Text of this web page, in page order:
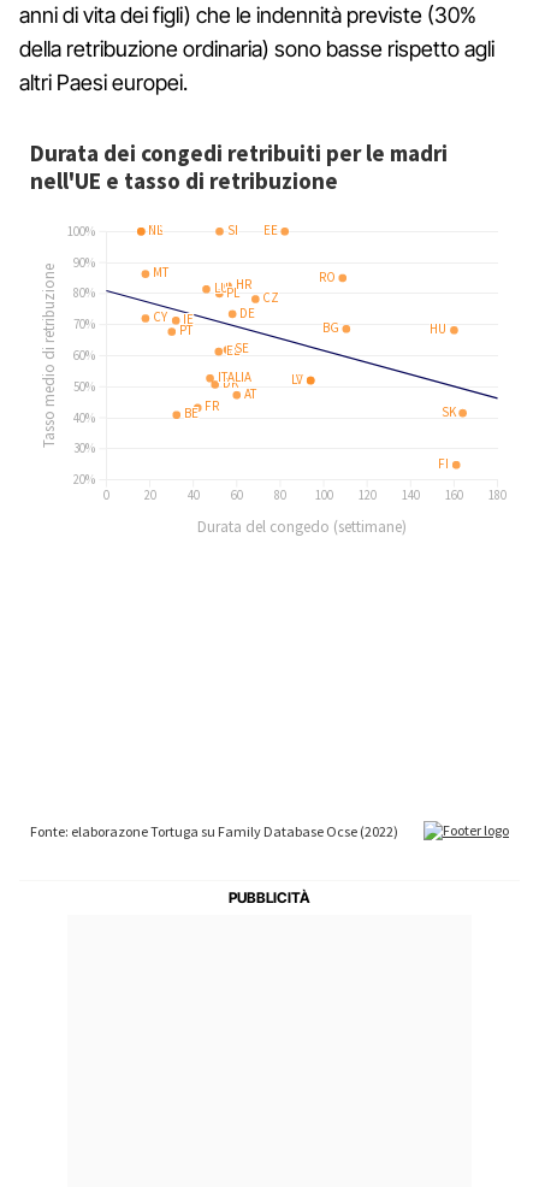
anni di vita dei figli) che le indennità previste (30%
della retribuzione ordinaria) sono basse rispetto agli
altri Paesi europei.